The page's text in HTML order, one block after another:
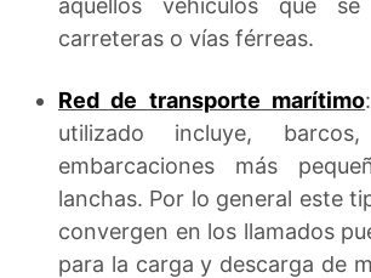
carreteras o vías férreas.
Red de transporte marítimo
utilizado incluye,
embarcaciones más
lanchas. Por lo general este
convergen en los llamados
para la carga y descarga de